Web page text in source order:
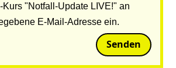
"Notfall-Update LIVE!" an
E-Mail-Adresse ein.
Senden